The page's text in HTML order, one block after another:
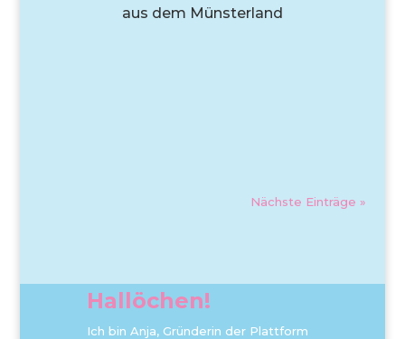
aus dem Münsterland
Nächste Einträge »
Hallöchen!
Ich bin Anja, Gründerin der Plattform